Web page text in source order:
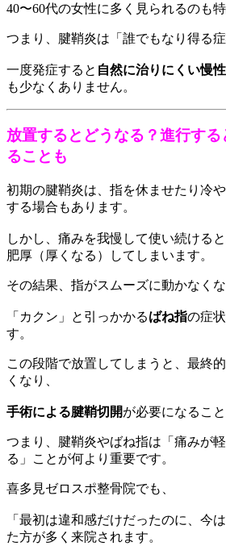
40〜60代の女性に多く見られるのも特
つまり、腱鞘炎は「誰でもなり得る症
一度発症すると 自然に治りにくい慢
も少なくありません。
放置するとどうなる？進行す
ることも
初期の腱鞘炎は、指を休ませたり冷
する場合もあります。
しかし、痛みを我慢して使い続ける
肥厚（厚くなる）してしまいます。
その結果、指がスムーズに動かなくな
「カクン」と引っかかるばね指の症
す。
この段階で放置してしまうと、最終
くなり、
手術による腱鞘切開が必要になるこ
つまり、腱鞘炎やばね指は「痛みが
る」ことが何より重要です。
喜多見ゼロスポ整骨院でも、
「最初は違和感だけだったのに、今
た方が多く来院されます。